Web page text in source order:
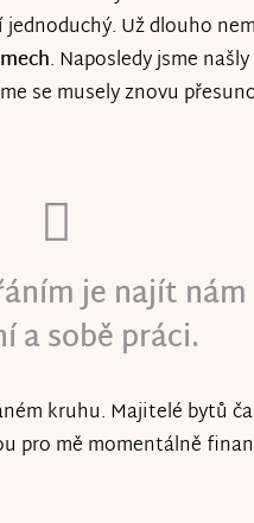
Už dlouho
. Naposledy jsme
se musely znovu
je najít
a sobě práci.
kruhu. Majitelé bytů
pro mě momentálně